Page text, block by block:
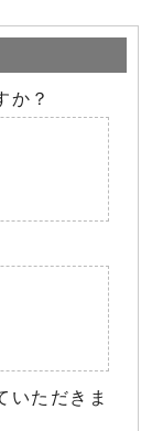
か？
いただきま